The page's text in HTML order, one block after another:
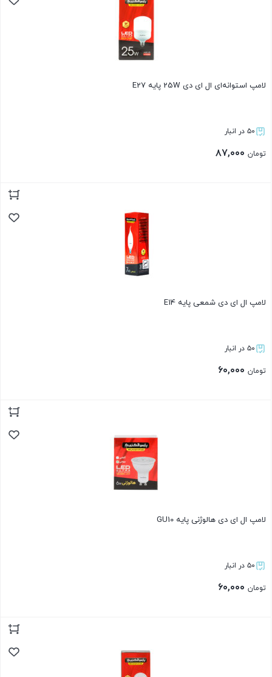
لامپ استوانه‌ای ال ای دی 25W پایه E27
۵۰ در انبار
تومان
لامپ ال ای دی شمعی پایه E14
۵۰ در انبار
تومان
لامپ ال ای دی هالوژنی پایه GU10
۵۰ در انبار
تومان